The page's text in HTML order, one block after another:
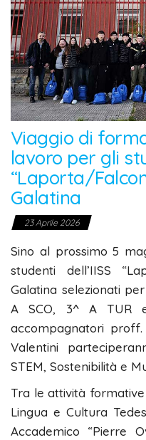
Viaggio di
lavoro per gli
“Laporta/
Galatina
23 Aprile 2026
Sino al prossimo 5
studenti dell’IISS
Galatina selezionati
A SCO, 3^ A TUR
accompagnatori
Valentini
STEM, Sostenibilità e
Tra le attività
Lingua e Cultura
Accademico “Pierre